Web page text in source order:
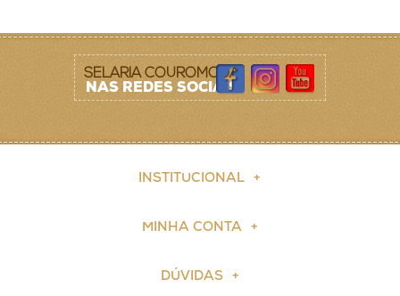
SELARIA COUROMODA
NAS REDES SOCIAIS
INSTITUCIONAL
MINHA CONTA
DÚVIDAS